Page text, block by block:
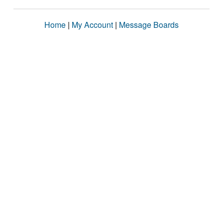
Home | My Account | Message Boards